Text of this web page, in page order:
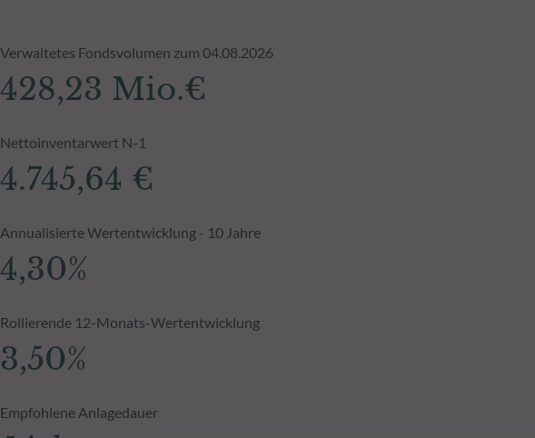
Verwaltetes Fondsvolumen zum 04.08.2026
428,23 Mio.€
Nettoinventarwert N-1
4.745,64 €
Annualisierte Wertentwicklung - 10 Jahre
4,30%
Rollierende 12-Monats-Wertentwicklung
3,50%
Empfohlene Anlagedauer